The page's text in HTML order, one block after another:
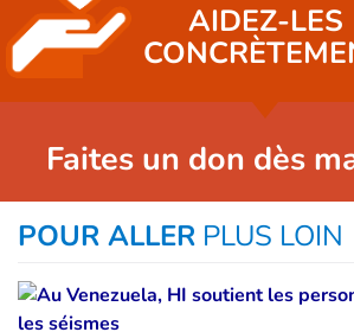
AIDEZ-LES
Faites un don dès
POUR ALLER PLUS LOIN